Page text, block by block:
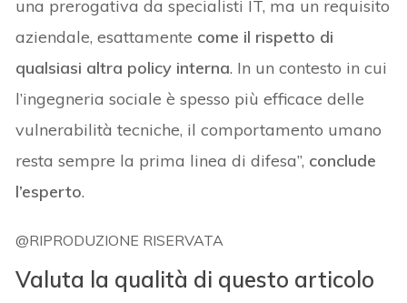
una prerogativa da specialisti IT, ma un requisito
aziendale, esattamente come il rispetto di
qualsiasi altra policy interna. In un contesto in cui
l’ingegneria sociale è spesso più efficace delle
vulnerabilità tecniche, il comportamento umano
resta sempre la prima linea di difesa”, conclude
l’esperto.
@RIPRODUZIONE RISERVATA
Valuta la qualità di questo articolo